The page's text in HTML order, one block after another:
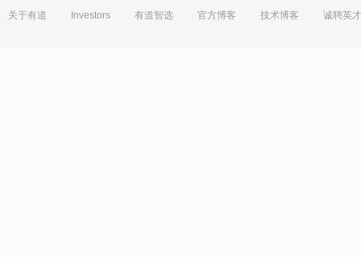
关于有道 Investors 有道智选 官方博客 技术博客 诚聘英才